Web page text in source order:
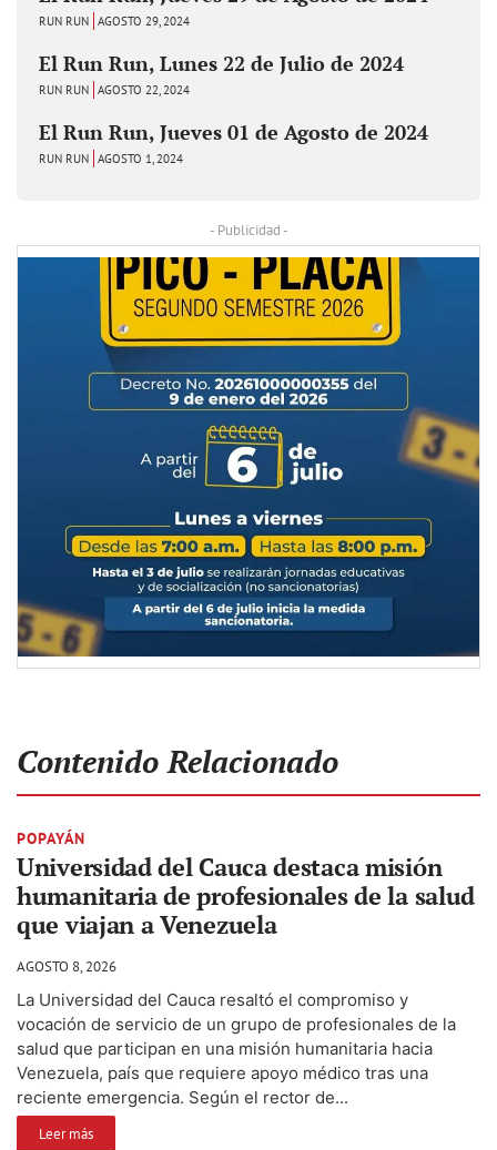
RUN RUN AGOSTO 29, 2024
El Run Run, Lunes 22 de Julio de 2024
RUN RUN AGOSTO 22, 2024
El Run Run, Jueves 01 de Agosto de 2024
RUN RUN AGOSTO 1, 2024
- Publicidad -
Contenido Relacionado
POPAYÁN
Universidad del Cauca destaca misión
humanitaria de profesionales de la salud
que viajan a Venezuela
AGOSTO 8, 2026
La Universidad del Cauca resaltó el compromiso y
vocación de servicio de un grupo de profesionales de la
salud que participan en una misión humanitaria hacia
Venezuela, país que requiere apoyo médico tras una
reciente emergencia. Según el rector de...
Leer más